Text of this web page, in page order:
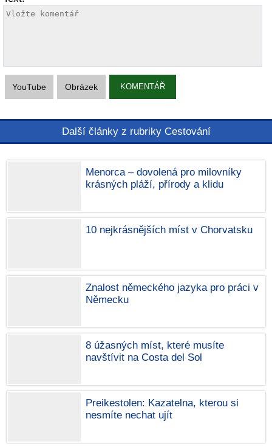
YouTube Obrázek KOMENTÁŘ
Další články z rubriky Cestování
Menorca – dovolená pro milovníky
krásných pláží, přírody a klidu
10 nejkrásnějších míst v Chorvatsku
Znalost německého jazyka pro práci v
Německu
8 úžasných míst, které musíte
navštívit na Costa del Sol
Preikestolen: Kazatelna, kterou si
nesmíte nechat ujít